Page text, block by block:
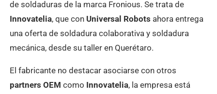
de soldaduras de la marca Fronious. Se trata de
Innovatelia, que con Universal Robots ahora entrega
una oferta de soldadura colaborativa y soldadura
mecánica, desde su taller en Querétaro.
El fabricante no destacar asociarse con otros
partners OEM como Innovatelia, la empresa está